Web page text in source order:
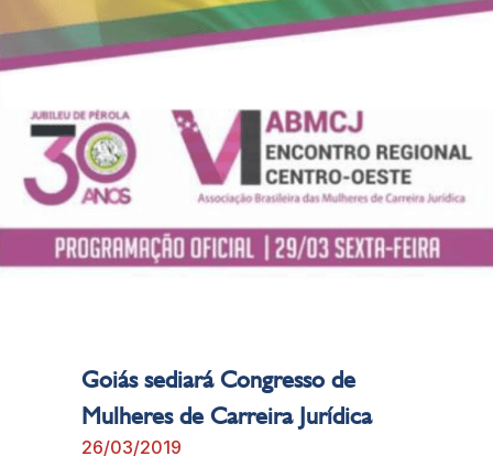
Goiás sediará Congresso de
Mulheres de Carreira Jurídica
26/03/2019